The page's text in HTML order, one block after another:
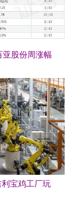
亚股份周涨幅
宝鸡工厂玩